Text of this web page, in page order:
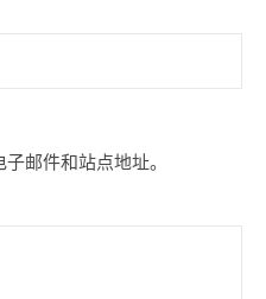
邮件和站点地址。